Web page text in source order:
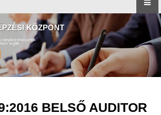
irányítási rendszereik
segítik
KÖZPONT
BELSŐ AUDITOR